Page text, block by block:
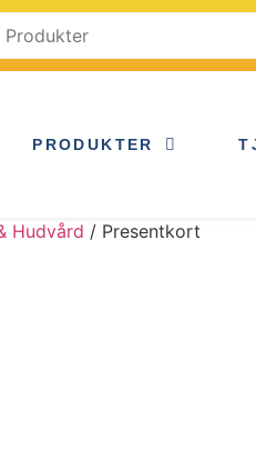
PRODUKTER
Hudvård / Presentkort